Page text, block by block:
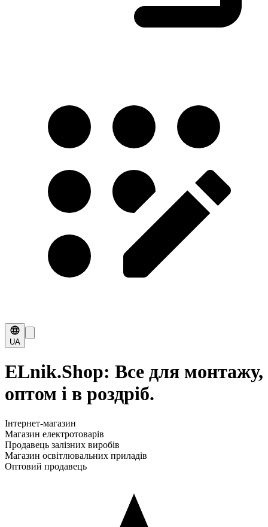
UA
ELnik.Shop: Все для монтажу,
оптом і в роздріб.
Інтернет-магазин
Магазин електротоварів
Продавець залізних виробів
Магазин освітлювальних приладів
Оптовий продавець